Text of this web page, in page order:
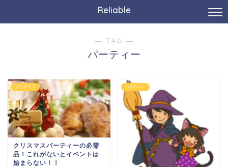
Reliable
― TAG ―
パーティー
クリスマス
クリスマスパーティーの必需
品！これがないとイベントは
始まらない！！
ハロウィン